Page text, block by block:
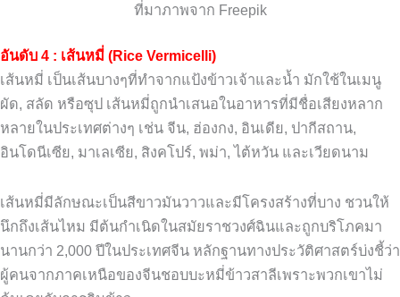
ที่มาภาพจาก Freepik
อันดับ 4 : เส้นหมี่ (Rice Vermicelli)
เส้นหมี่ เป็นเส้นบางๆที่ทำจากแป้งข้าวเจ้าและน้ำ มักใช้ในเมนู
ผัด, สลัด หรือซุป เส้นหมี่ถูกนำเสนอในอาหารที่มีชื่อเสียงหลาก
หลายในประเทศต่างๆ เช่น จีน, ฮ่องกง, อินเดีย, ปากีสถาน,
อินโดนีเซีย, มาเลเซีย, สิงคโปร์, พม่า, ไต้หวัน และเวียดนาม
เส้นหมี่มีลักษณะเป็นสีขาวมันวาวและมีโครงสร้างที่บาง ชวนให้
นึกถึงเส้นไหม มีต้นกำเนิดในสมัยราชวงศ์ฉินและถูกบริโภคมา
นานกว่า 2,000 ปีในประเทศจีน หลักฐานทางประวัติศาสตร์บ่งชี้ว่า
ผู้คนจากภาคเหนือของจีนชอบบะหมี่ข้าวสาลีเพราะพวกเขาไม่